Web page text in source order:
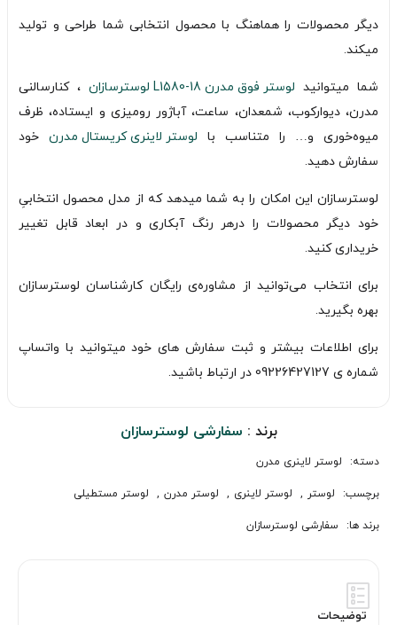
دیگر محصولات را هماهنگ با محصول انتخابی شما طراحی و تولید
میکند.
شما میتوانید لوستر فوق مدرن L1580-18 لوسترسازان
، کنارسالنی
مدرن، دیوارکوب، شمعدان، ساعت، آباژور رومیزی و ایستاده، ظرف
میوه‌خوری و… را متناسب با لوستر لاینری کریستال مدرن خود
سفارش دهید.
لوسترسازان این امکان را به شما میدهد که از مدل محصول انتخابیِ
خود دیگر محصولات را درهر رنگ آبکاری و در ابعاد قابل تغییر
خریداری کنید.
برای انتخاب می‌توانید از مشاوره‌ی رایگان کارشناسان لوسترسازان
بهره بگیرید.
برای اطلاعات بیشتر و ثبت سفارش های خود میتوانید با واتساپ
شماره ی 09226427127 در ارتباط باشید.
برند : سفارشی لوسترسازان
دسته: لوستر لاینری مدرن
برچسب: لوستر , لوستر لاینری , لوستر مدرن , لوستر مستطیلی
برند ها: سفارشی لوسترسازان
توضیحات